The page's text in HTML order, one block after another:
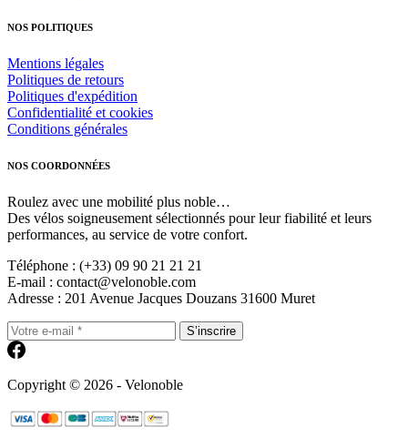
NOS POLITIQUES
Mentions légales
Politiques de retours
Politiques d'expédition
Confidentialité et cookies
Conditions générales
NOS COORDONNÉES
Roulez avec une mobilité plus noble…
Des vélos soigneusement sélectionnés pour leur fiabilité et leurs
performances, au service de votre confort.
Téléphone : (+33) 09 90 21 21 21
E-mail : contact@velonoble.com
Adresse : 201 Avenue Jacques Douzans 31600 Muret
S’inscrire
Copyright © 2026 - Velonoble